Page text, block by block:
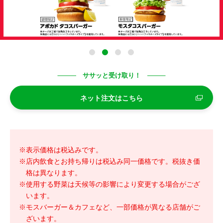
ササッと受け取り！
ネット注文はこちら
※表示価格は税込みです。
※店内飲食とお持ち帰りは税込み同一価格です。税抜き価
格は異なります。
※使用する野菜は天候等の影響により変更する場合がござ
います。
※モスバーガー＆カフェなど、一部価格が異なる店舗がご
ざいます。